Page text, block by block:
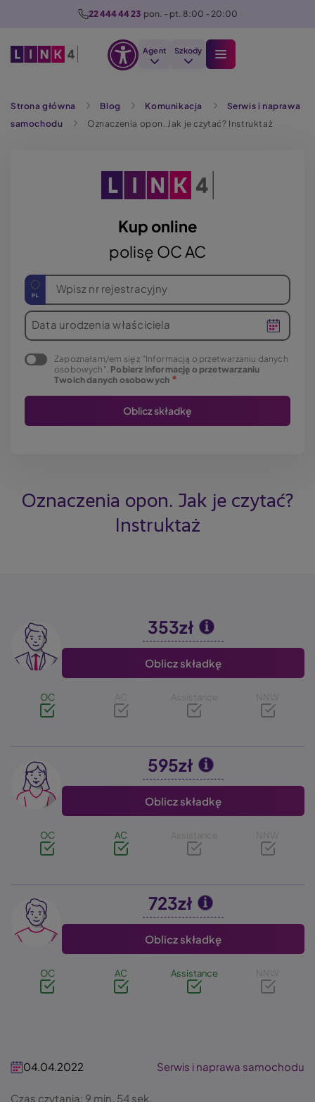
22 444 44 23 pon. - pt. 8:00 - 20:00
Agent Szkody
Strona główna Blog Komunikacja
Serwis i naprawa
samochodu
Oznaczenia opon. Jak je czytać? Instruktaż
Kup online
polisę OC AC
Wpisz nr rejestracyjny
Data urodzenia właściciela
Zapoznałam/em się z "Informacją o przetwarzaniu danych
osobowych". Pobierz informację o przetwarzaniu
Twoich danych osobowych
Oznaczenia opon. Jak je czytać?
Instruktaż
Image 353zł
Oblicz składkę
OC AC Assistance NNW
Image 595zł
Oblicz składkę
OC AC Assistance NNW
Image 723zł
Oblicz składkę
OC AC Assistance NNW
04.04.2022 Serwis i naprawa samochodu
Czas czytania: 9 min. 54 sek.